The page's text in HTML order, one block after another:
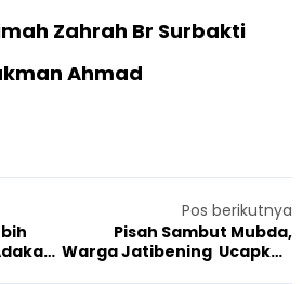
Zahrah Br Surbakti
Ahmad
Pos berikutnya
Pisah Sambut Mubda,
Warga Jatibening Ucapkan